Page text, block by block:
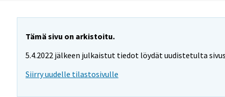
Tämä sivu on arkistoitu.
5.4.2022 jälkeen julkaistut tiedot löydät uudistetulta
Siirry uudelle tilastosivulle